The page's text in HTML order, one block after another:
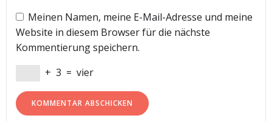
Meinen Namen, meine E-Mail-Adresse und meine
Website in diesem Browser für die nächste
Kommentierung speichern.
+ 3 = vier